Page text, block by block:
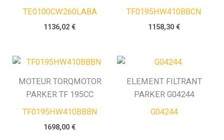
TE0100CW260LABA
1136,02€
TF0195HW410BBCN
1158,30 €
MOTEUR TORQMOTOR
PARKER TF 195CC
TF0195HW410BBBN
1698,00€
ELEMENT FILTRANT
PARKER G04244
G04244